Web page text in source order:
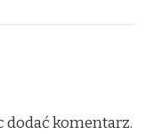
dodać komentarz.